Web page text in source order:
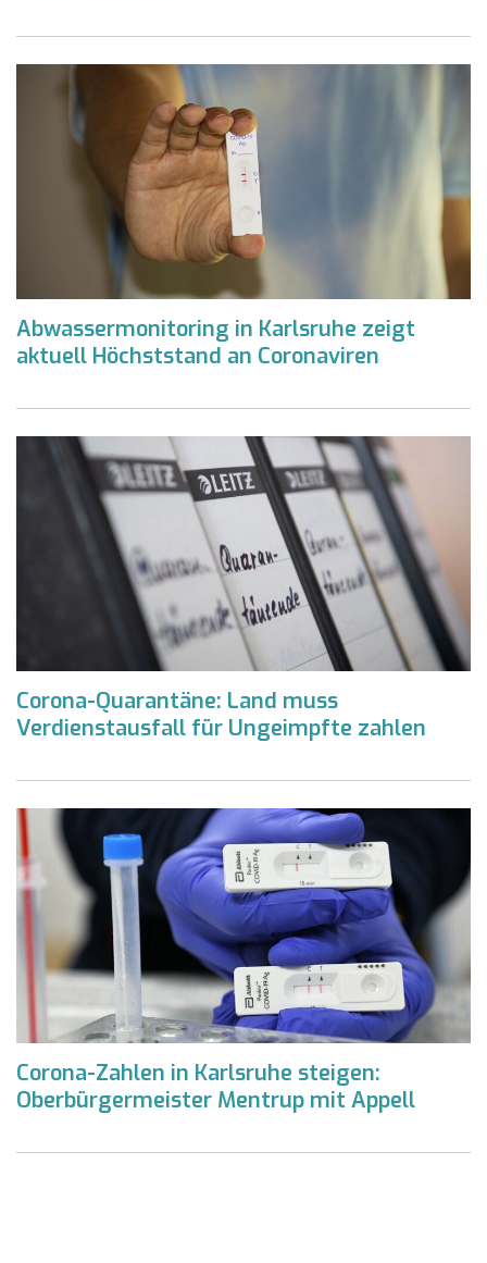
Abwassermonitoring in Karlsruhe zeigt
aktuell Höchststand an Coronaviren
Corona-Quarantäne: Land muss
Verdienstausfall für Ungeimpfte zahlen
Corona-Zahlen in Karlsruhe steigen:
Oberbürgermeister Mentrup mit Appell